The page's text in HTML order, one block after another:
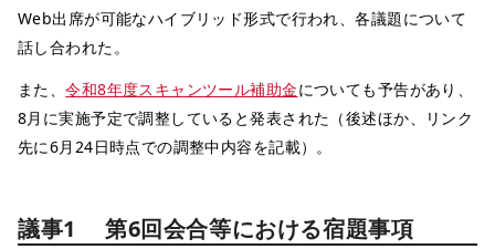
Web出席が可能なハイブリッド形式で行われ、各議題について
話し合われた。
また、令和8年度スキャンツール補助金についても予告があり、
8月に実施予定で調整していると発表された（後述ほか、リンク
先に6月24日時点での調整中内容を記載）。
議事1 第6回会合等における宿題事項